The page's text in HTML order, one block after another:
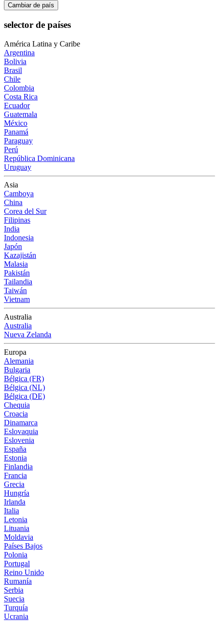
Cambiar de país
selector de países
América Latina y Caribe
Argentina
Bolivia
Brasil
Chile
Colombia
Costa Rica
Ecuador
Guatemala
México
Panamá
Paraguay
Perú
República Dominicana
Uruguay
Asia
Camboya
China
Corea del Sur
Filipinas
India
Indonesia
Japón
Kazajistán
Malasia
Pakistán
Tailandia
Taiwán
Vietnam
Australia
Australia
Nueva Zelanda
Europa
Alemania
Bulgaria
Bélgica (FR)
Bélgica (NL)
Bélgica (DE)
Chequia
Croacia
Dinamarca
Eslovaquia
Eslovenia
España
Estonia
Finlandia
Francia
Grecia
Hungría
Irlanda
Italia
Letonia
Lituania
Moldavia
Países Bajos
Polonia
Portugal
Reino Unido
Rumanía
Serbia
Suecia
Turquía
Ucrania